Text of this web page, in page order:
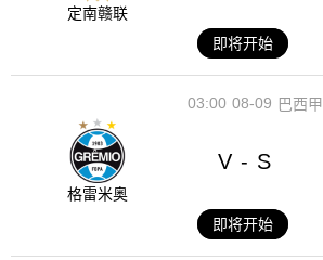
定南赣联
即将开始
08-09
03:00 巴西甲
格雷米奥
V - S
即将开始